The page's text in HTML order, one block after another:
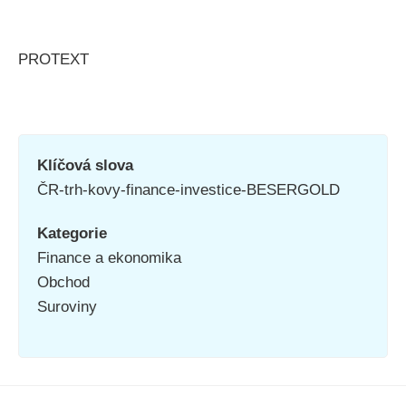
PROTEXT
Klíčová slova
ČR-trh-kovy-finance-investice-BESERGOLD
Kategorie
Finance a ekonomika
Obchod
Suroviny